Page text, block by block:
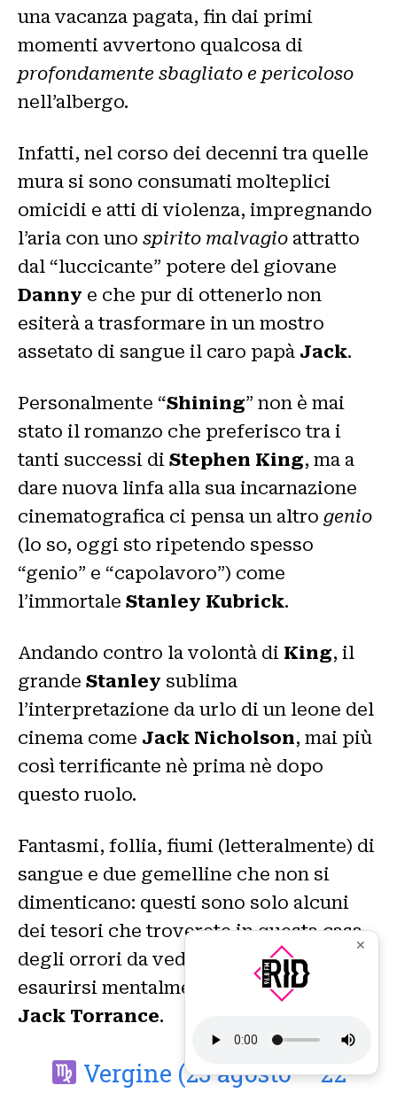
una vacanza pagata, fin dai primi
momenti avvertono qualcosa di
profondamente sbagliato e pericoloso
nell’albergo.
Infatti, nel corso dei decenni tra quelle
mura si sono consumati molteplici
omicidi e atti di violenza, impregnando
l’aria con uno spirito malvagio attratto
dal “luccicante” potere del giovane
Danny e che pur di ottenerlo non
esiterà a trasformare in un mostro
assetato di sangue il caro papà Jack.
Personalmente “Shining” non è mai
stato il romanzo che preferisco tra i
tanti successi di Stephen King, ma a
dare nuova linfa alla sua incarnazione
cinematografica ci pensa un altro genio
(lo so, oggi sto ripetendo spesso
“genio” e “capolavoro”) come
l’immortale Stanley Kubrick.
Andando contro la volontà di King, il
grande Stanley sublima
l’interpretazione da urlo di un leone del
cinema come Jack Nicholson, mai più
così terrificante nè prima nè dopo
questo ruolo.
Fantasmi, follia, fiumi (letteralmente) di
sangue e due gemelline che non si
dimenticano: questi sono solo alcuni
dei tesori che troverete in questa casa
degli orrori da vedere e rivedere fino ad
esaurirsi mentalmente proprio come
Jack Torrance.
Vergine (23 agosto – 22
✕